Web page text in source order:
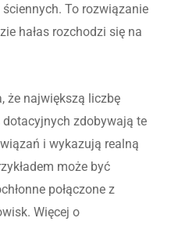
To rozwiązanie
hałas rozchodzi się na
że największą liczbę
zdobywają te
i wykazują realną
może być
połączone z
Więcej o